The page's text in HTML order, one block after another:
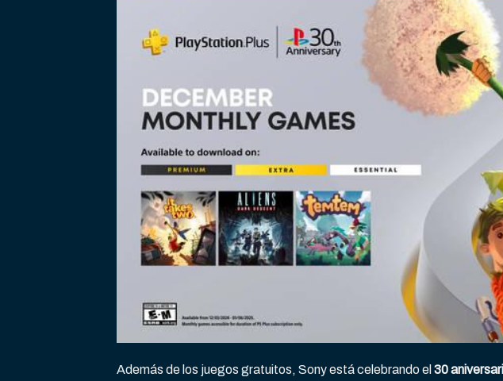
Además de los juegos gratuitos, Sony está celebrando el 30